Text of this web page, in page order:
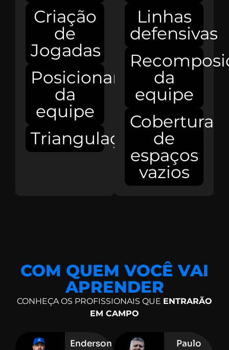
Criação
de
Jogadas
Posicionamento
da
equipe
Triangulações
Linhas
defensivas
da
equipe
Cobertura
de
espaços
vazios
COM QUEM VOCÊ VAI
APRENDER
CONHEÇA OS PROFISSIONAIS QUE ENTRARÃO
EM CAMPO
Enderson
Paulo